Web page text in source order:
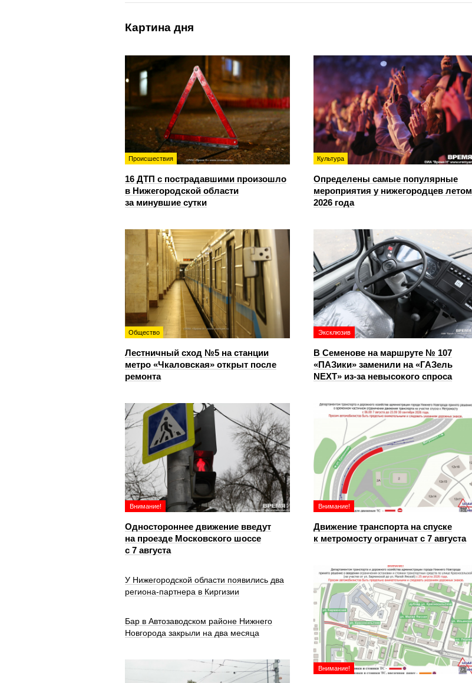
Картина дня
Происшествия
16 ДТП с пострадавшими произошло
в Нижегородской области
за минувшие сутки
Культура
Определены самые популярные
мероприятия у нижегородцев летом
2026 года
Общество
Лестничный сход №5 на станции
метро «Чкаловская» открыт после
ремонта
Эксклюзив
В Семенове на маршруте № 107
«ПАЗики» заменили на «ГАЗель
NEXT» из‑за невысокого спроса
Внимание!
Одностороннее движение введут
на проезде Московского шоссе
с 7 августа
Внимание!
Движение транспорта на спуске
к метромосту ограничат с 7 августа
Внимание!
У Нижегородской области появились два
региона-партнера в Киргизии
Бар в Автозаводском районе Нижнего
Новгорода закрыли на два месяца